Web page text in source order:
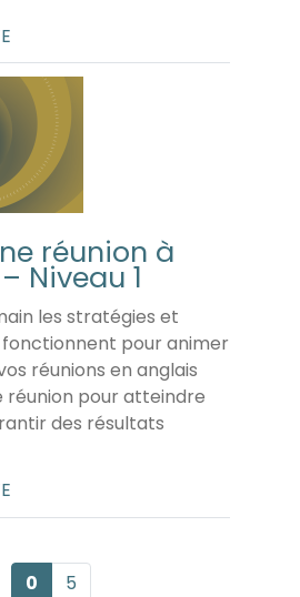
réunion à
Niveau 1
les stratégies et
fonctionnent pour animer
réunions en anglais
réunion pour atteindre
des résultats
0 5